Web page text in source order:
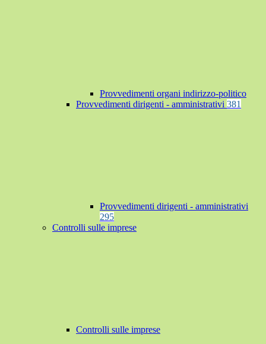
Provvedimenti organi indirizzo-politico
Provvedimenti dirigenti - amministrativi 381
Provvedimenti dirigenti - amministrativi
295
Controlli sulle imprese
Controlli sulle imprese